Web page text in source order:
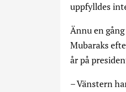
uppfylldes
Ännu en
Mubaraks
år på
– Vänstern